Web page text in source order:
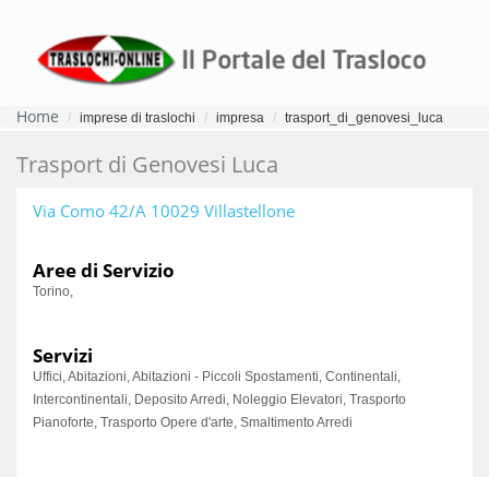
Home imprese di traslochi impresa trasport_di_genovesi_luca
Trasport di Genovesi Luca
Via Como 42/A 10029 Villastellone
Aree di Servizio
Torino,
Servizi
Uffici, Abitazioni, Abitazioni - Piccoli Spostamenti, Continentali,
Intercontinentali, Deposito Arredi, Noleggio Elevatori, Trasporto
Pianoforte, Trasporto Opere d'arte, Smaltimento Arredi